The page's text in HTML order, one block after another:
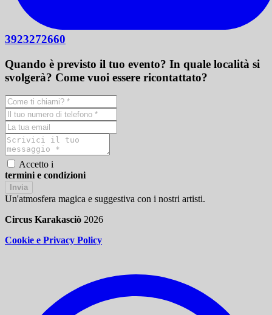
3923272660
Quando è previsto il tuo evento? In quale località si
svolgerà? Come vuoi essere ricontattato?
Accetto i
termini e condizioni
Invia
Un'atmosfera magica e suggestiva con i nostri artisti.
Circus Karakasciò 2026
Cookie e Privacy Policy